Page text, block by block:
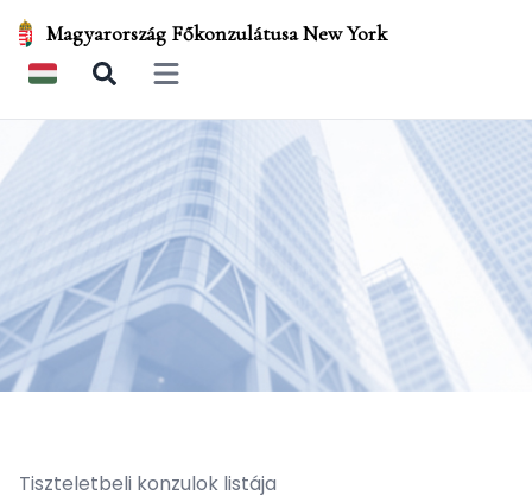
Magyarország Főkonzulátusa New York
Open main menu
Tiszteletbeli konzulok listája